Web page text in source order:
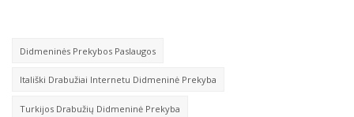
Didmeninės Prekybos Paslaugos
Itališki Drabužiai Internetu Didmeninė Prekyba
Turkijos Drabužių Didmeninė Prekyba